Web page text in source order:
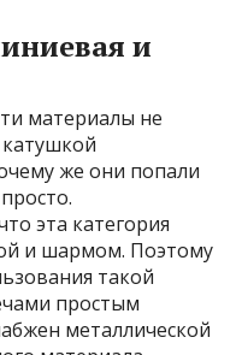
и
материалы не
же они попали
эта категория
и шармом. Поэтому
такой
простым
металлической